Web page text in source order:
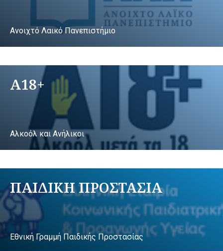
Ανοιχτό Λαικό Πανεπιστήμιο
A18+
Αλκοόλ και Ανήλικοι
ΠΑΙΔΙΚΗ ΠΡΟΣΤΑΣΙΑ
Εθνική Γραμμή Παιδικής Προστασίας